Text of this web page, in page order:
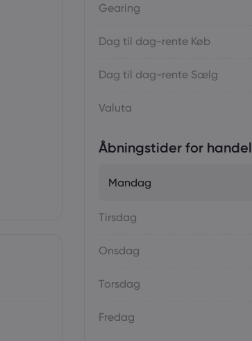
Gearing
Dag til dag-rente Køb
Dag til dag-rente Sælg
Valuta
Åbningstider for handel
Mandag
Tirsdag
Onsdag
Torsdag
Fredag